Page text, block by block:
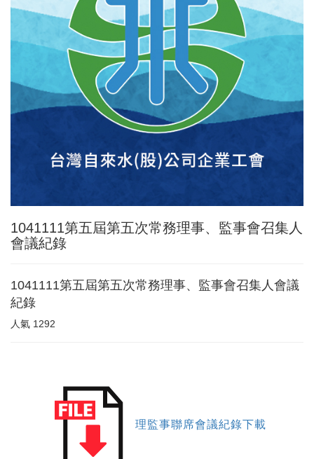
1041111第五屆第五次常務理事、監事會召集人
會議紀錄
1041111第五屆第五次常務理事、監事會召集人會議
紀錄
人氣 1292
理監事聯席會議紀錄下載